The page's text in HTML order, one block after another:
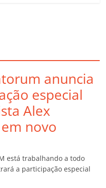
anuncia
especial
Alex
novo
está trabalhando a todo
a participação especial